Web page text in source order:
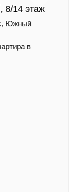
, 8/14 этаж
Южный
в